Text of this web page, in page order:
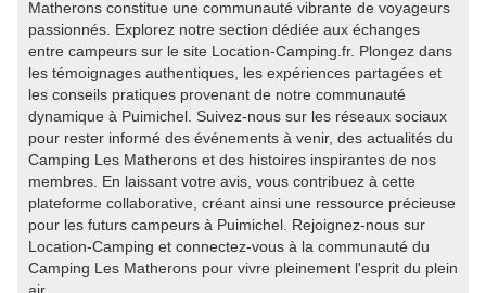
Matherons constitue une communauté vibrante de voyageurs
passionnés. Explorez notre section dédiée aux échanges
entre campeurs sur le site Location-Camping.fr. Plongez dans
les témoignages authentiques, les expériences partagées et
les conseils pratiques provenant de notre communauté
dynamique à Puimichel. Suivez-nous sur les réseaux sociaux
pour rester informé des événements à venir, des actualités du
Camping Les Matherons et des histoires inspirantes de nos
membres. En laissant votre avis, vous contribuez à cette
plateforme collaborative, créant ainsi une ressource précieuse
pour les futurs campeurs à Puimichel. Rejoignez-nous sur
Location-Camping et connectez-vous à la communauté du
Camping Les Matherons pour vivre pleinement l'esprit du plein